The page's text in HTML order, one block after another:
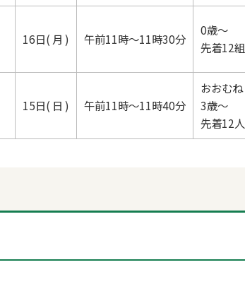
16日( 月 ) 午前11時～11時30分
0歳～
先着12組
15日( 日 ) 午前11時～11時40分
おおむね
3歳～
先着12人